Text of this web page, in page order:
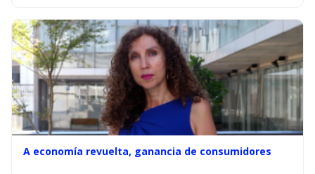
A economía revuelta, ganancia de consumidores